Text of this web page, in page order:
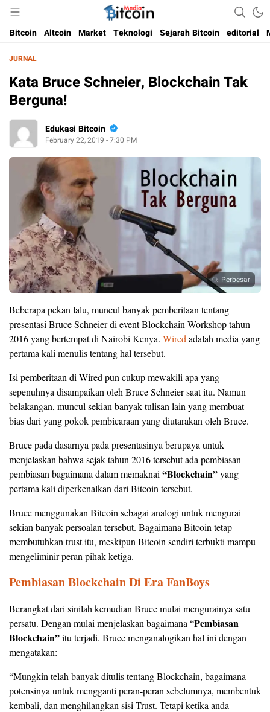
Bitcoin Media Indonesia
Media Bitcoin dan Cryptocurrency, dan Blockchain di Indonesia
Bitcoin Altcoin Market Teknologi Sejarah Bitcoin editorial
JURNAL
Kata Bruce Schneier, Blockchain Tak
Berguna!
Edukasi Bitcoin
February 22, 2019 - 7:30 PM
Perbesar
Beberapa pekan lalu, muncul banyak pemberitaan tentang
presentasi Bruce Schneier di event Blockchain Workshop tahun
2016 yang bertempat di Nairobi Kenya. Wired adalah media yang
pertama kali menulis tentang hal tersebut.
Isi pemberitaan di Wired pun cukup mewakili apa yang
sepenuhnya disampaikan oleh Bruce Schneier saat itu. Namun
belakangan, muncul sekian banyak tulisan lain yang membuat
bias dari yang pokok pembicaraan yang diutarakan oleh Bruce.
Bruce pada dasarnya pada presentasinya berupaya untuk
menjelaskan bahwa sejak tahun 2016 tersebut ada pembiasan-
pembiasan bagaimana dalam memaknai “Blockchain”yang
pertama kali diperkenalkan dari Bitcoin tersebut.
Bruce menggunakan Bitcoin sebagai analogi untuk mengurai
sekian banyak persoalan tersebut. Bagaimana Bitcoin tetap
membutuhkan trust itu, meskipun Bitcoin sendiri terbukti mampu
mengeliminir peran pihak ketiga.
Pembiasan Blockchain Di Era FanBoys
Berangkat dari sinilah kemudian Bruce mulai mengurainya satu
persatu. Dengan mulai menjelaskan bagaimana “Pembiasan
Blockchain”itu terjadi. Bruce menganalogikan hal ini dengan
mengatakan:
“Mungkin telah banyak ditulis tentang Blockchain, bagaimana
potensinya untuk mengganti peran-peran sebelumnya, membentuk
kembali, dan menghilangkan sisi Trust. Tetapi ketika anda